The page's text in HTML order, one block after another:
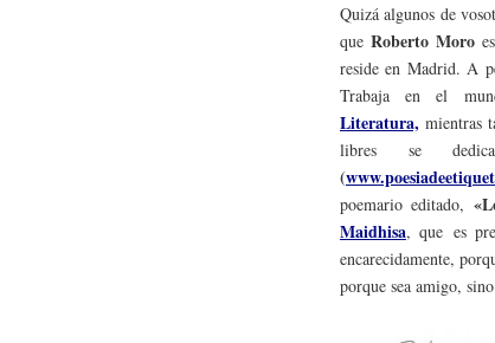
Quizá algunos de
que Roberto Moro
reside en Madrid. A
Trabaja en el
Literatura, mientras
libres se
(
poemario editado,
Maidhisa, que es
encarecidamente,
porque sea amigo,